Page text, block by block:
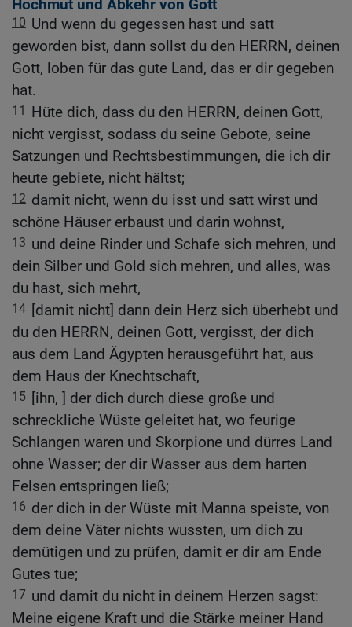
Hochmut und Abkehr von Gott
10 Und wenn du gegessen hast und satt
geworden bist, dann sollst du den HERRN, deinen
Gott, loben für das gute Land, das er dir gegeben
hat.
11
Hüte dich, dass du den HERRN, deinen Gott,
nicht vergisst, sodass du seine Gebote, seine
Satzungen und Rechtsbestimmungen, die ich dir
heute gebiete, nicht hältst;
12 damit nicht, wenn du isst und satt wirst und
schöne Häuser erbaust und darin wohnst,
13 und deine Rinder und Schafe sich mehren, und
dein Silber und Gold sich mehren, und alles, was
du hast, sich mehrt,
14 [damit nicht] dann dein Herz sich überhebt und
du den HERRN, deinen Gott, vergisst, der dich
aus dem Land Ägypten herausgeführt hat, aus
dem Haus der Knechtschaft,
15 [ihn, ] der dich durch diese große und
schreckliche Wüste geleitet hat, wo feurige
Schlangen waren und Skorpione und dürres Land
ohne Wasser; der dir Wasser aus dem harten
Felsen entspringen ließ;
16 der dich in der Wüste mit Manna speiste, von
dem deine Väter nichts wussten, um dich zu
demütigen und zu prüfen, damit er dir am Ende
Gutes tue;
17 und damit du nicht in deinem Herzen sagst:
Meine eigene Kraft und die Stärke meiner Hand